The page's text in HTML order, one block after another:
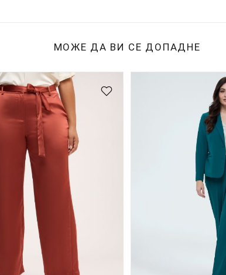
МОЖЕ ДА ВИ СЕ ДОПАДНЕ